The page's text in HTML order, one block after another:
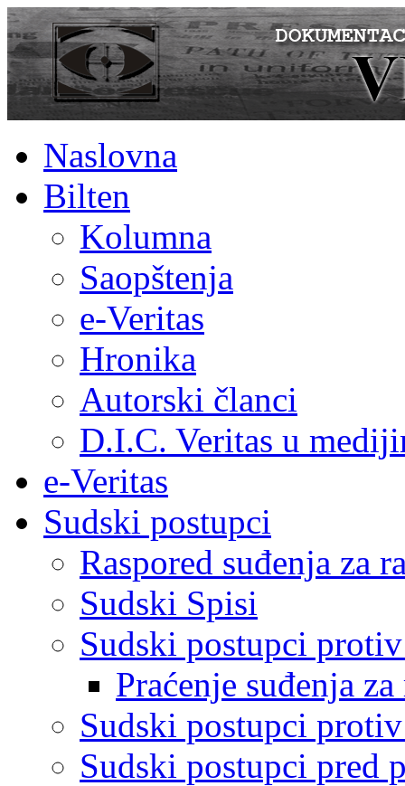
Naslovna
Bilten
Kolumna
Saopštenja
e-Veritas
Hronika
Autorski članci
D.I.C. Veritas u
e-Veritas
Sudski postupci
Raspored suđenja za
Sudski Spisi
Sudski postupci
Praćenje suđenja
Sudski postupci
Sudski postupci pred